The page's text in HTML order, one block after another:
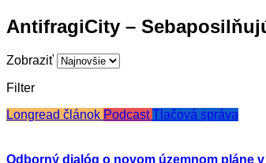
AntifragiCity –
Zobraziť
Filter
Longread článok PodcastTlačová správa
Odborný dialóg o novom územnom pláne